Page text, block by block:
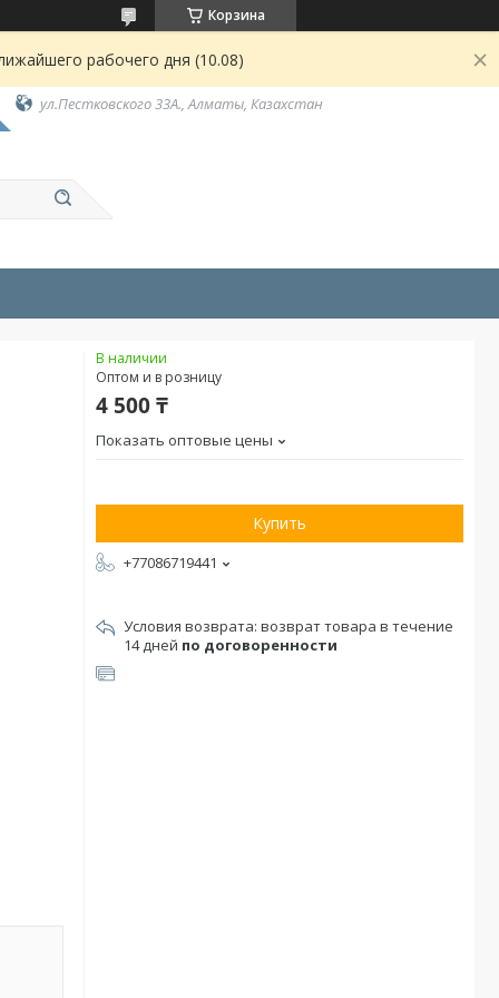
Корзина
рабочего дня (10.08)
ул.Пестковского 33А., Алматы, Казахстан
В наличии
Оптом и в розницу
4 500 ₸
Показать оптовые цены
Купить
+77086719441
возврат товара в течение
14 дней по договоренности